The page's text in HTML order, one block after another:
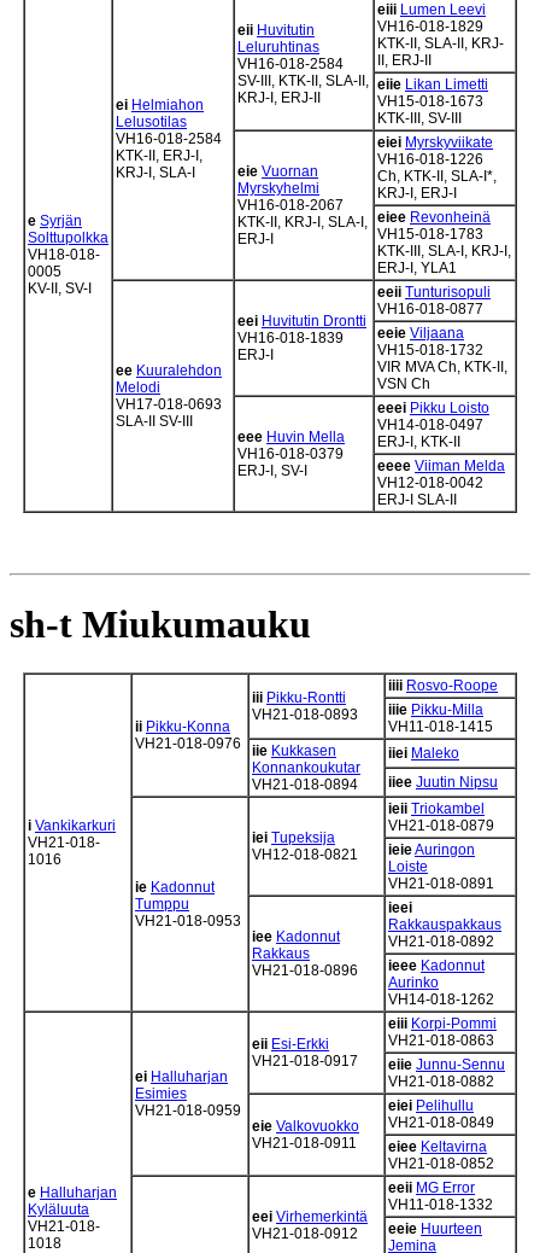
e Syrjän
Solttupolkka
VH18-018-
0005
KV-II, SV-I
ei Helmiahon
Lelusotilas
VH16-018-2584
KTK-II, ERJ-I,
KRJ-I, SLA-I
eii Huvitutin
Leluruhtinas
VH16-018-2584
SV-III, KTK-II, SLA-II,
KRJ-I, ERJ-II
eiii Lumen Leevi
VH16-018-1829
KTK-II, SLA-II, KRJ-
II, ERJ-II
eiie Likan Limetti
VH15-018-1673
KTK-III, SV-III
eie Vuornan
Myrskyhelmi
VH16-018-2067
KTK-II, KRJ-I, SLA-I,
ERJ-I
eiei Myrskyviikate
VH16-018-1226
Ch, KTK-II, SLA-I*,
KRJ-I, ERJ-I
eiee Revonheinä
VH15-018-1783
KTK-III, SLA-I, KRJ-I,
ERJ-I, YLA1
ee Kuuralehdon
Melodi
VH17-018-0693
SLA-II SV-III
eei Huvitutin Drontti
VH16-018-1839
ERJ-I
eeii Tunturisopuli
VH16-018-0877
eeie Viljaana
VH15-018-1732
VIR MVA Ch, KTK-II,
VSN Ch
eee Huvin Mella
VH16-018-0379
ERJ-I, SV-I
eeei Pikku Loisto
VH14-018-0497
ERJ-I, KTK-II
eeee Viiman Melda
VH12-018-0042
ERJ-I SLA-II
sh-t Miukumauku
i Vankikarkuri
VH21-018-
1016
ii Pikku-Konna
VH21-018-0976
iii Pikku-Rontti
VH21-018-0893
iiii Rosvo-Roope
iiie Pikku-Milla
VH11-018-1415
iie Kukkasen
Konnankoukutar
VH21-018-0894
iiei Maleko
iiee Juutin Nipsu
ie Kadonnut
Tumppu
VH21-018-0953
iei Tupeksija
VH12-018-0821
ieii Triokambel
VH21-018-0879
ieieAuringon
Loiste
VH21-018-0891
iee Kadonnut
Rakkaus
VH21-018-0896
ieei
Rakkauspakkaus
VH21-018-0892
ieee Kadonnut
Aurinko
VH14-018-1262
e Halluharjan
Kyläluuta
VH21-018-
1018
ei Halluharjan
Esimies
VH21-018-0959
eii Esi-Erkki
VH21-018-0917
eiii Korpi-Pommi
VH21-018-0863
eiie Junnu-Sennu
VH21-018-0882
eie Valkovuokko
VH21-018-0911
eiei Pelihullu
VH21-018-0849
eiee Keltavirna
VH21-018-0852
eei Virhemerkintä
VH21-018-0912
eeii MG Error
VH11-018-1332
eeie Huurteen
Jemina